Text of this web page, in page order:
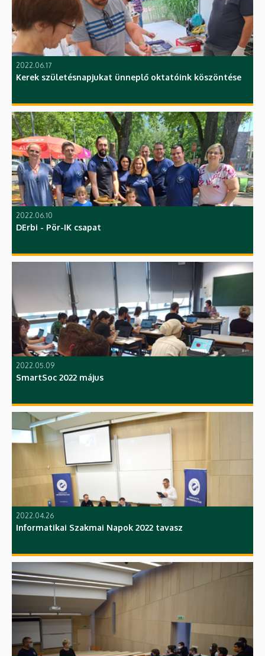
2022.06.17
Kerek születésnapjukat ünneplő oktatóink köszöntése
2022.06.10
DErbi - Pör-IK csapat
2022.05.09
SmartSoc 2022 május
2022.04.26
Informatikai Szakmai Napok 2022 tavasz